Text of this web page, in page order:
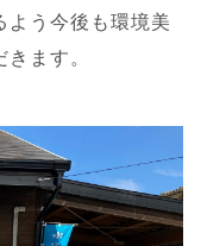
よう今後も環境美
ます。